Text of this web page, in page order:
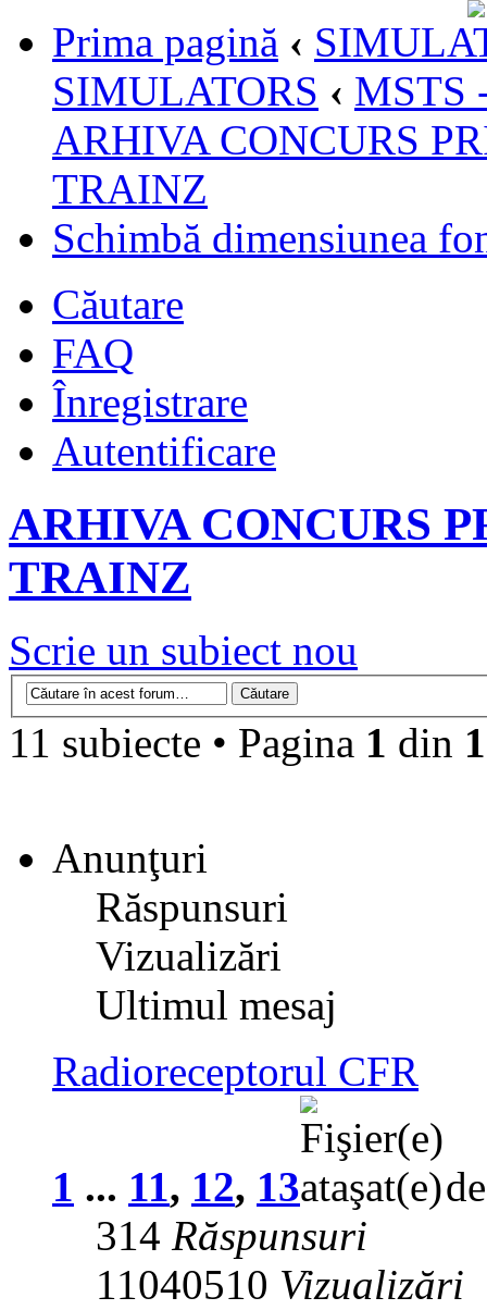
Prima pagină ‹
SIMULATORS ‹ MSTS
ARHIVA CONCURS
TRAINZ
Schimbă dimensiunea
Căutare
FAQ
Înregistrare
Autentificare
ARHIVA CONCURS
TRAINZ
Scrie un subiect nou
11 subiecte • Pagina 1 din 1
Anunţuri
Răspunsuri
Vizualizări
Ultimul mesaj
Radioreceptorul CFR
1 ... 11, 12, 13
314 Răspunsuri
11040510 Vizualizări